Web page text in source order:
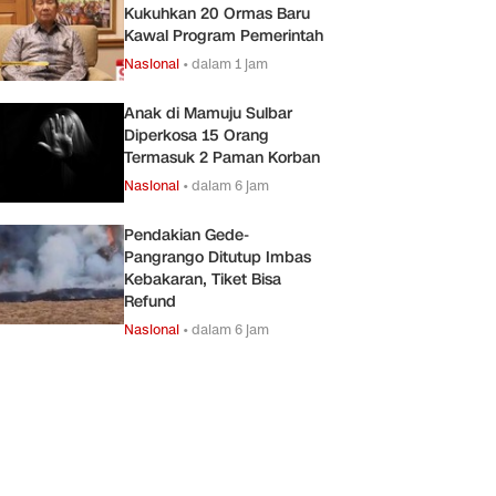
Kukuhkan 20 Ormas Baru
Kawal Program Pemerintah
Nasional •dalam 1 jam
Anak di Mamuju Sulbar
Diperkosa 15 Orang
Termasuk 2 Paman Korban
Nasional •dalam 6 jam
Pendakian Gede-
Pangrango Ditutup Imbas
Kebakaran, Tiket Bisa
Refund
Nasional •dalam 6 jam